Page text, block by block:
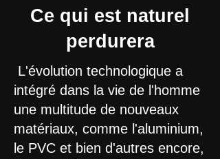
Ce qui est naturel
perdurera
​ L'évolution technologique a
intégré dans la vie de l'homme
une multitude de nouveaux
matériaux, comme l'aluminium,
le PVC et bien d'autres encore,